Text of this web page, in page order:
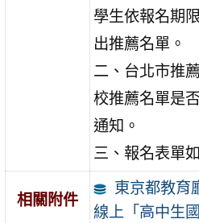
學生依報名期
出推薦名單。
二、台北市推
校推薦名單是
通知。
三、報名表單
相關附件
東京都教育
線上「高中生